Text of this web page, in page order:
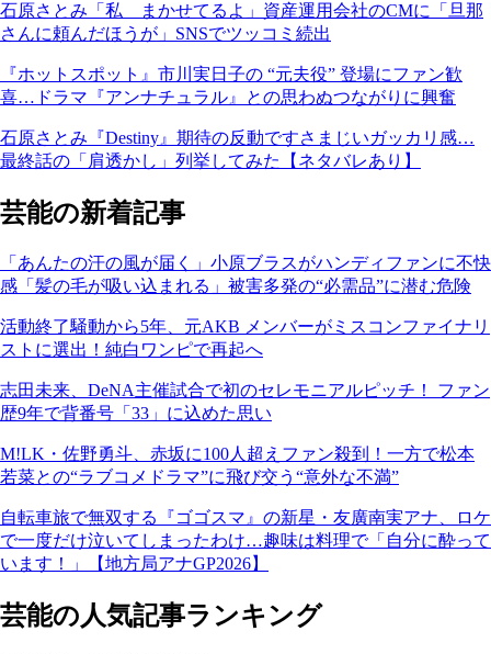
石原さとみ「私 まかせてるよ」資産運用会社のCMに「旦那
さんに頼んだほうが」SNSでツッコミ続出
『ホットスポット』市川実日子の “元夫役” 登場にファン歓
喜…ドラマ『アンナチュラル』との思わぬつながりに興奮
石原さとみ『Destiny』期待の反動ですさまじいガッカリ感…
最終話の「肩透かし」列挙してみた【ネタバレあり】
芸能の新着記事
「あんたの汗の風が届く」小原ブラスがハンディファンに不快
感「髪の毛が吸い込まれる」被害多発の“必需品”に潜む危険
活動終了騒動から5年、元AKB メンバーがミスコンファイナリ
ストに選出！純白ワンピで再起へ
志田未来、DeNA主催試合で初のセレモニアルピッチ！ ファン
歴9年で背番号「33」に込めた思い
M!LK・佐野勇斗、赤坂に100人超えファン殺到！一方で松本
若菜との“ラブコメドラマ”に飛び交う“意外な不満”
自転車旅で無双する『ゴゴスマ』の新星・友廣南実アナ、ロケ
で一度だけ泣いてしまったわけ…趣味は料理で「自分に酔って
います！」【地方局アナGP2026】
芸能の人気記事ランキング